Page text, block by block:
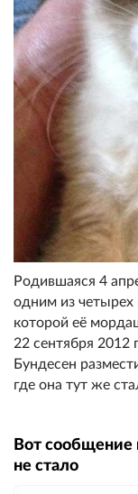
Родившаяся 4
одним из четырех
которой её
22 сентября 2012
Бундесен
где она тут же
Вот сообщение
не стало